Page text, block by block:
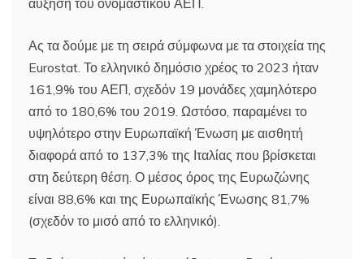
Ας τα δούμε με τη σειρά σύμφωνα με τα στοιχεία της
Eurostat. Το ελληνικό δημόσιο χρέος το 2023 ήταν
161,9% του ΑΕΠ, σχεδόν 19 μονάδες χαμηλότερο
από το 180,6% του 2019. Ωστόσο, παραμένει το
υψηλότερο στην Ευρωπαϊκή Ένωση με αισθητή
διαφορά από το 137,3% της Ιταλίας που βρίσκεται
στη δεύτερη θέση. Ο μέσος όρος της Ευρωζώνης
είναι 88,6% και της Ευρωπαϊκής Ένωσης 81,7%
(σχεδόν το μισό από το ελληνικό).